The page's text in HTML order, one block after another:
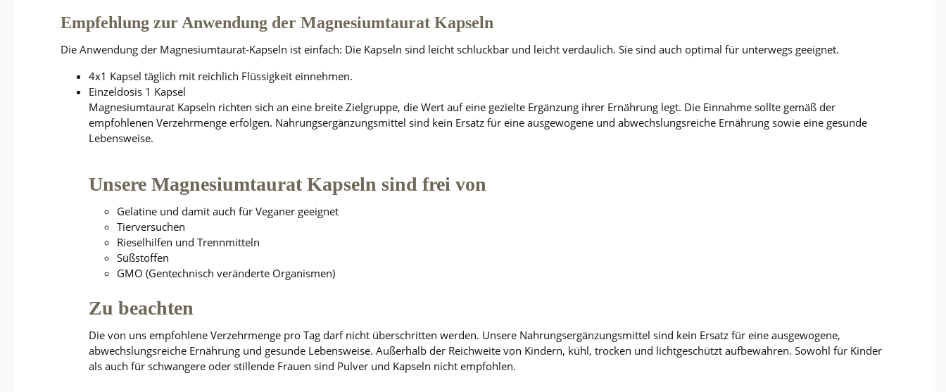
Empfehlung zur Anwendung der Magnesiumtaurat Kapseln
Die Anwendung der Magnesiumtaurat-Kapseln ist einfach: Die Kapseln sind leicht schluckbar und leicht verdaulich. Sie sind auch optimal für unterwegs geeignet.
4x1 Kapsel täglich mit reichlich Flüssigkeit einnehmen.
Einzeldosis 1 Kapsel
Magnesiumtaurat Kapseln richten sich an eine breite Zielgruppe, die Wert auf eine gezielte Ergänzung ihrer Ernährung legt. Die Einnahme sollte gemäß der
empfohlenen Verzehrmenge erfolgen. Nahrungsergänzungsmittel sind kein Ersatz für eine ausgewogene und abwechslungsreiche Ernährung sowie eine gesunde
Lebensweise.
Unsere Magnesiumtaurat Kapseln sind frei von
Gelatine und damit auch für Veganer geeignet
Tierversuchen
Rieselhilfen und Trennmitteln
Süßstoffen
GMO (Gentechnisch veränderte Organismen)
Zu beachten
Die von uns empfohlene Verzehrmenge pro Tag darf nicht überschritten werden. Unsere Nahrungsergänzungsmittel sind kein Ersatz für eine ausgewogene,
abwechslungsreiche Ernährung und gesunde Lebensweise. Außerhalb der Reichweite von Kindern, kühl, trocken und lichtgeschützt aufbewahren. Sowohl für Kinder
als auch für schwangere oder stillende Frauen sind Pulver und Kapseln nicht empfohlen.